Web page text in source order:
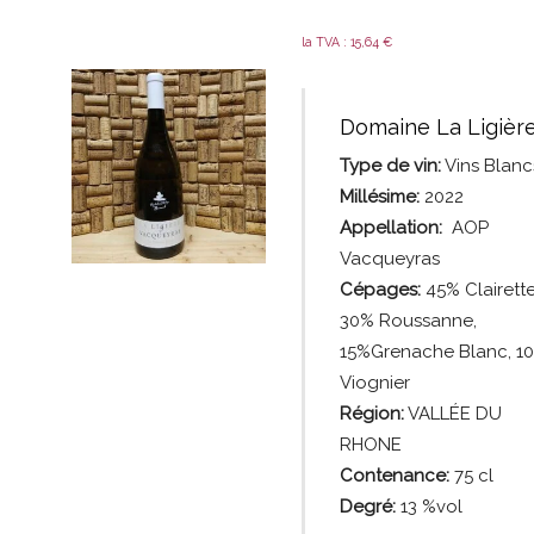
la TVA : 15,64 €
Domaine La
Type de vin:Vins
Millésime: 2022
Appellation:AOP
Vacqueyras
Cépages:45%
30% Roussanne,
15%Grenache Blanc,
Viognier
Région:VALLÉE DU
RHONE
Contenance:75cl
Degré:13 %vol